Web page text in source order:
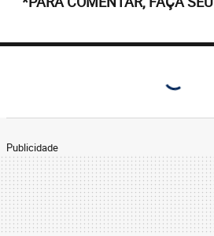
Publicidade